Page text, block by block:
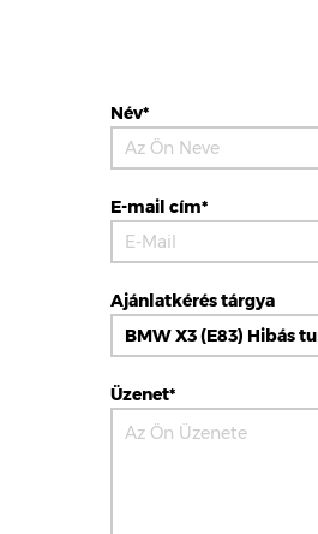
Név*
E-mail cím*
Ajánlatkérés tárgya
Üzenet*